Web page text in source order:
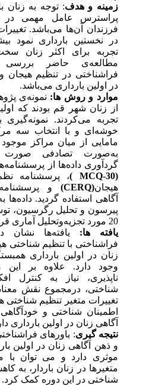
زمینه و هدف: توجه به زنان باردار در
پراسترس عامل مهمی در سلامتی
فرزندان آن‌ها می‌باشد.تغییرات ذهنی و
در نخستین بارداری نمود بیشتری
تجربه برای اکثر زنان سخت‌تر
مطالعه‌ی حاضر بررسی نقش
فراشناختی در تنظیم هیجان و ذهن
در اولین بارداری می‌باشد.
موارد و روش ها:
از زنان شهر قم بودند که اولین
تجربه می‌کردند. نمونه‌گیری به شیوه
خوشه‌ای و با انتخاب سه مرکز
مامایی از میان مراکز موجود در
به‌صورت تصادفی صورت
گردآوری داده‌ها از پرسشنامه‌های
MCQ-30
)، پرسشنامه نظم جویی
CERQ
)و پرسشنامه
آگاهی استفاده گردید. داده‌ها به روش
پیرسون و تحلیل رگرسیون، توسط
مورد تجزیه‌وتحلیل آماری قرار گرفتند.
یافته ها:یافته‌ها نشان داد بین
فراشناختی با تنظیم شناختی هیجان و
زنان در اولین بارداری همبستگی مثبت
وجود دارد. علاوه بر این
ناپذیری، نیاز به کنترل افکار و
شناختی، درمجموع نقش معناداری در
تغییرات متغیر تنظیم شناختی هیجان و
اطمینان شناختی و خودآگاهی
آگاهی زنان در اولین بارداری دارند.
نتیجه گیری: باورهای فراشناختی در
و ذهن آگاهی زنان در اولین بارداری
موثری دارد و می توان با مطالعه
متغیرها در زنان باردار، به کاهش
شناختی در این دوره کمک کرد.